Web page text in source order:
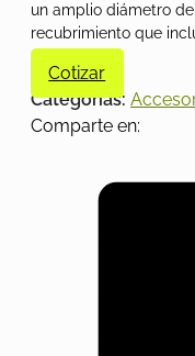
un amplio diámetro
recubrimiento que
Cotizar
Categorías:
Comparte en: